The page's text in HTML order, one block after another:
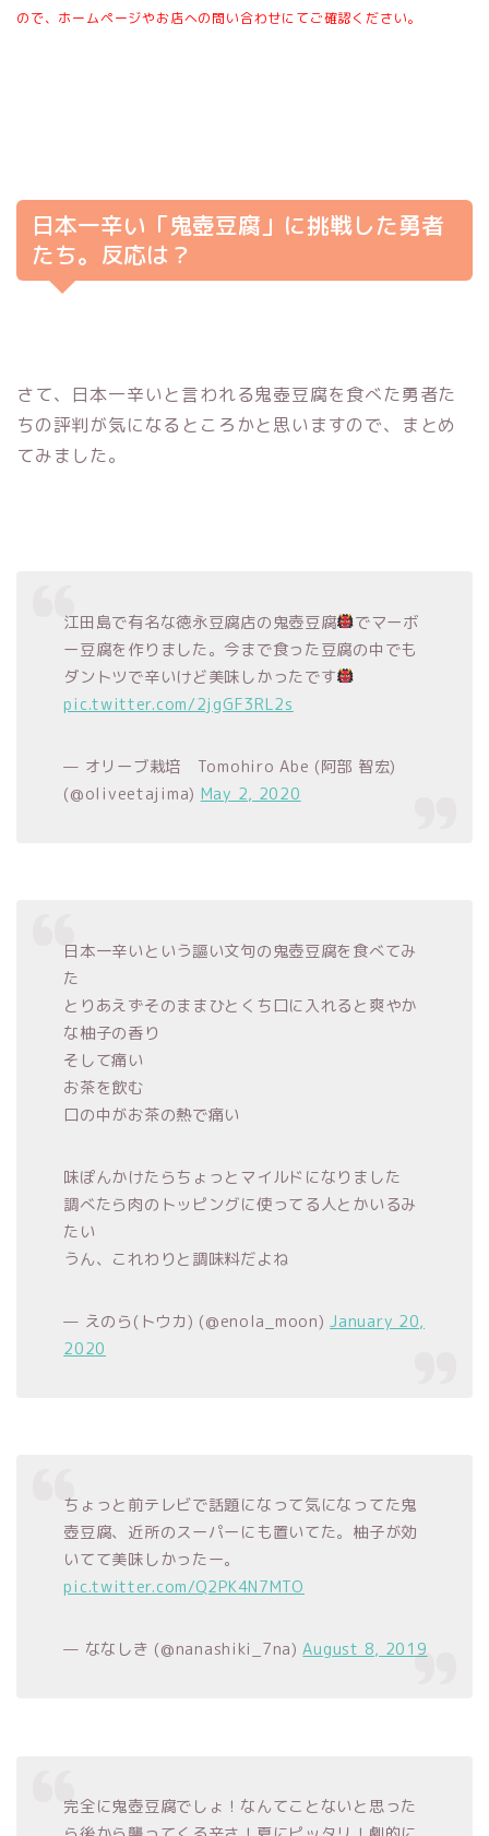
ので、ホームページやお店への問い合わせにてご確認ください。
日本一辛い「鬼壺豆腐」に挑戦した勇者
たち。反応は？
さて、日本一辛いと言われる鬼壺豆腐を食べた勇者た
ちの評判が気になるところかと思いますので、まとめ
てみました。
江田島で有名な徳永豆腐店の鬼壺豆腐
でマーボ
ー豆腐を作りました。今まで食った豆腐の中でも
ダントツで辛いけど美味しかったです
pic.twitter.com/2jgGF3RL2s
— オリーブ栽培 Tomohiro Abe (阿部 智宏)
(@oliveetajima) May 2, 2020
日本一辛いという謳い文句の鬼壺豆腐を食べてみ
た
とりあえずそのままひとくち口に入れると爽やか
な柚子の香り
そして痛い
お茶を飲む
口の中がお茶の熱で痛い
味ぽんかけたらちょっとマイルドになりました
調べたら肉のトッピングに使ってる人とかいるみ
たい
うん、これわりと調味料だよね
— えのら(トウカ) (@enola_moon)January 20,
2020
ちょっと前テレビで話題になって気になってた鬼
壺豆腐、近所のスーパーにも置いてた。柚子が効
いてて美味しかったー。
pic.twitter.com/Q2PK4N7MTO
— ななしき (@nanashiki_7na)August 8, 2019
完全に鬼壺豆腐でしょ！なんてことないと思った